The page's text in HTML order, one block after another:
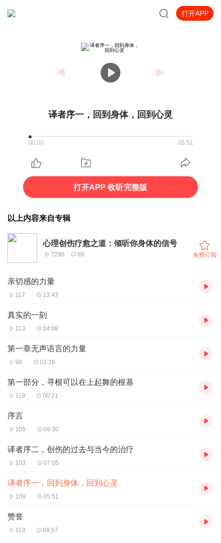
打开APP
译者序一，回到身体，回到心灵
00:00 05:51
打开APP 收听完整版
以上内容来自专辑
心理创伤疗愈之道：倾听你身体的信号
7296 66 免费订阅
亲切感的力量
117 13:43
真实的一刻
113 04:08
第一章无声语言的力量
98 01:16
第一部分，寻根可以在上起舞的根基
119 00:21
序言
105 09:30
译者序二，创伤的过去与当今的治疗
103 07:05
译者序一，回到身体，回到心灵
109 05:51
赞誉
113 08:57